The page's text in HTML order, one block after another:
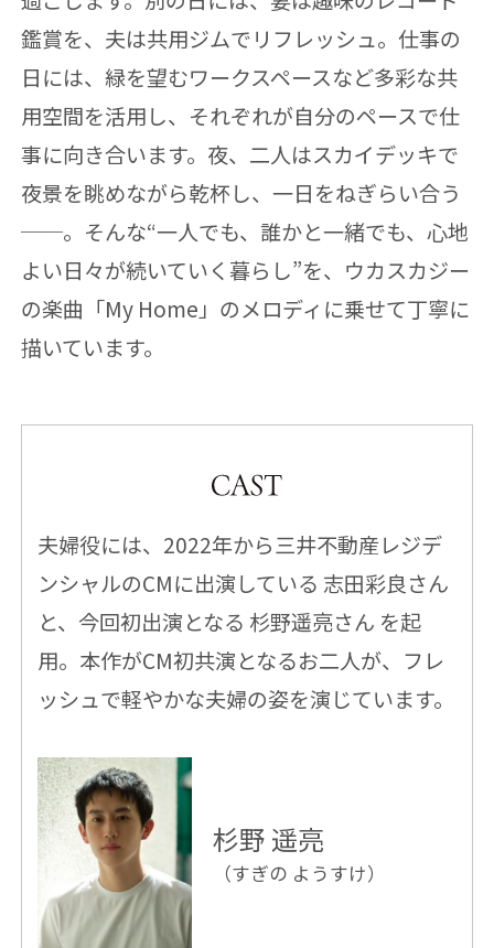
鑑賞を、夫は共用ジムでリフレッシュ。仕事の
日には、緑を望むワークスペースなど多彩な共
用空間を活用し、それぞれが自分のペースで仕
事に向き合います。夜、二人はスカイデッキで
夜景を眺めながら乾杯し、一日をねぎらい合う
──。そんな“一人でも、誰かと一緒でも、心地
よい日々が続いていく暮らし”を、ウカスカジー
の楽曲「My Home」のメロディに乗せて丁寧に
描いています。
夫婦役には、2022年から三井不動産レジデ
ンシャルのCMに出演している 志田彩良さん
と、今回初出演となる 杉野遥亮さん を起
用。本作がCM初共演となるお二人が、フレ
ッシュで軽やかな夫婦の姿を演じています。
杉野 遥亮
（すぎの ようすけ）